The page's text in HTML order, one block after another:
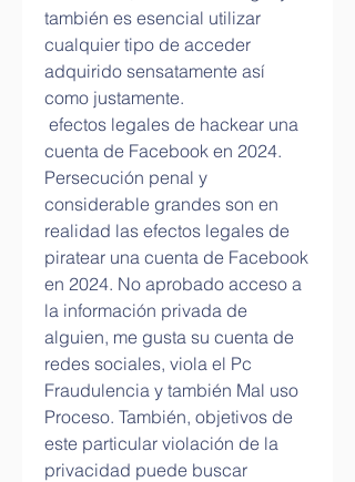
también es esencial utilizar
cualquier tipo de acceder
adquirido sensatamente así
como justamente.
cuenta de Facebook en 2024.
Persecución penal y
considerable grandes son en
realidad las efectos legales de
piratear una cuenta de Facebook
en 2024. No aprobado acceso a
la información privada de
alguien, me gusta su cuenta de
redes sociales, viola el Pc
Fraudulencia y también Mal uso
Proceso. También, objetivos de
este particular violación de la
privacidad puede buscar